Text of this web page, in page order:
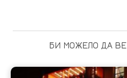
БИ МОЖЕЛО ДА